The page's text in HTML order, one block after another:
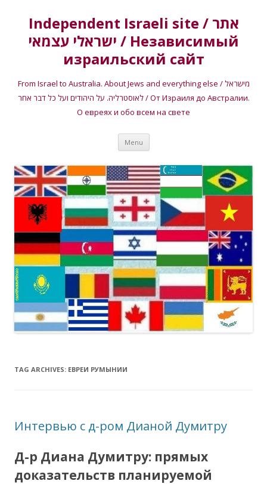
Independent Israeli site / אתר
ישראלי עצמאי / Независимый
израильский сайт
From Israel to Australia. About Jews and everything else / מישראל
לאוסטרליה. על היהודים ועל כל דבר אחר / От Израиля до Австралии.
О евреях и обо всем на свете
Menu Skip
content
TAG ARCHIVES: ЕВРЕИ РУМЫНИИ
Интервью с д-ром Дианой Думитру
Д-р Диана Думитру: прямых
доказательств планируемой